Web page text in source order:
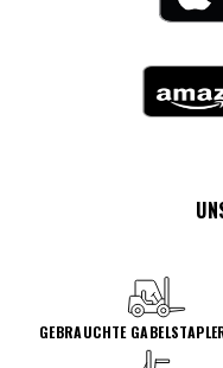
GEBRAUCHTE